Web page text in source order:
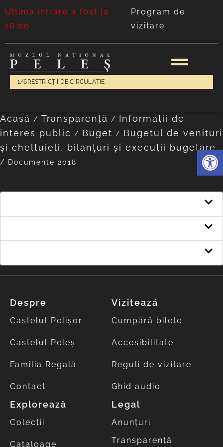
Ultima intrare a fost la
16:00
Program de
vizitare
1/6 RESTRICȚII DE CIRCULAȚIE
Acasă / Transparență / Informații de
interes public
/ Buget / Bugetul de venituri
și cheltuieli, bilanțuri și execuții bugetare
/ Documente 2018
Despre
Castelul Pelișor
Castelul Peleș
Familia Regală
Contact
Vizitează
Cumpără bilete
Accesibilitate
Reguli de vizitare
Ghid audio
Explorează
Colecții
Cataloage
Legal
Anunțuri
Transparență